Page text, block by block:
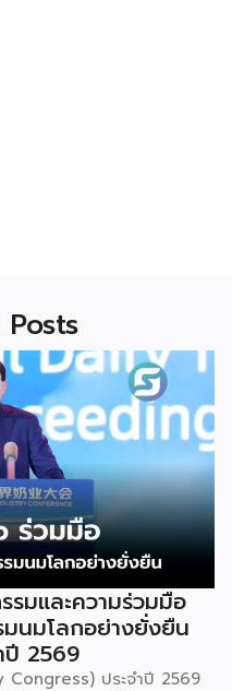
มและความร่วมมือ
มนมโลกอย่างยั่งยืน
ปี 2569
Congress) ประจำปี 2569